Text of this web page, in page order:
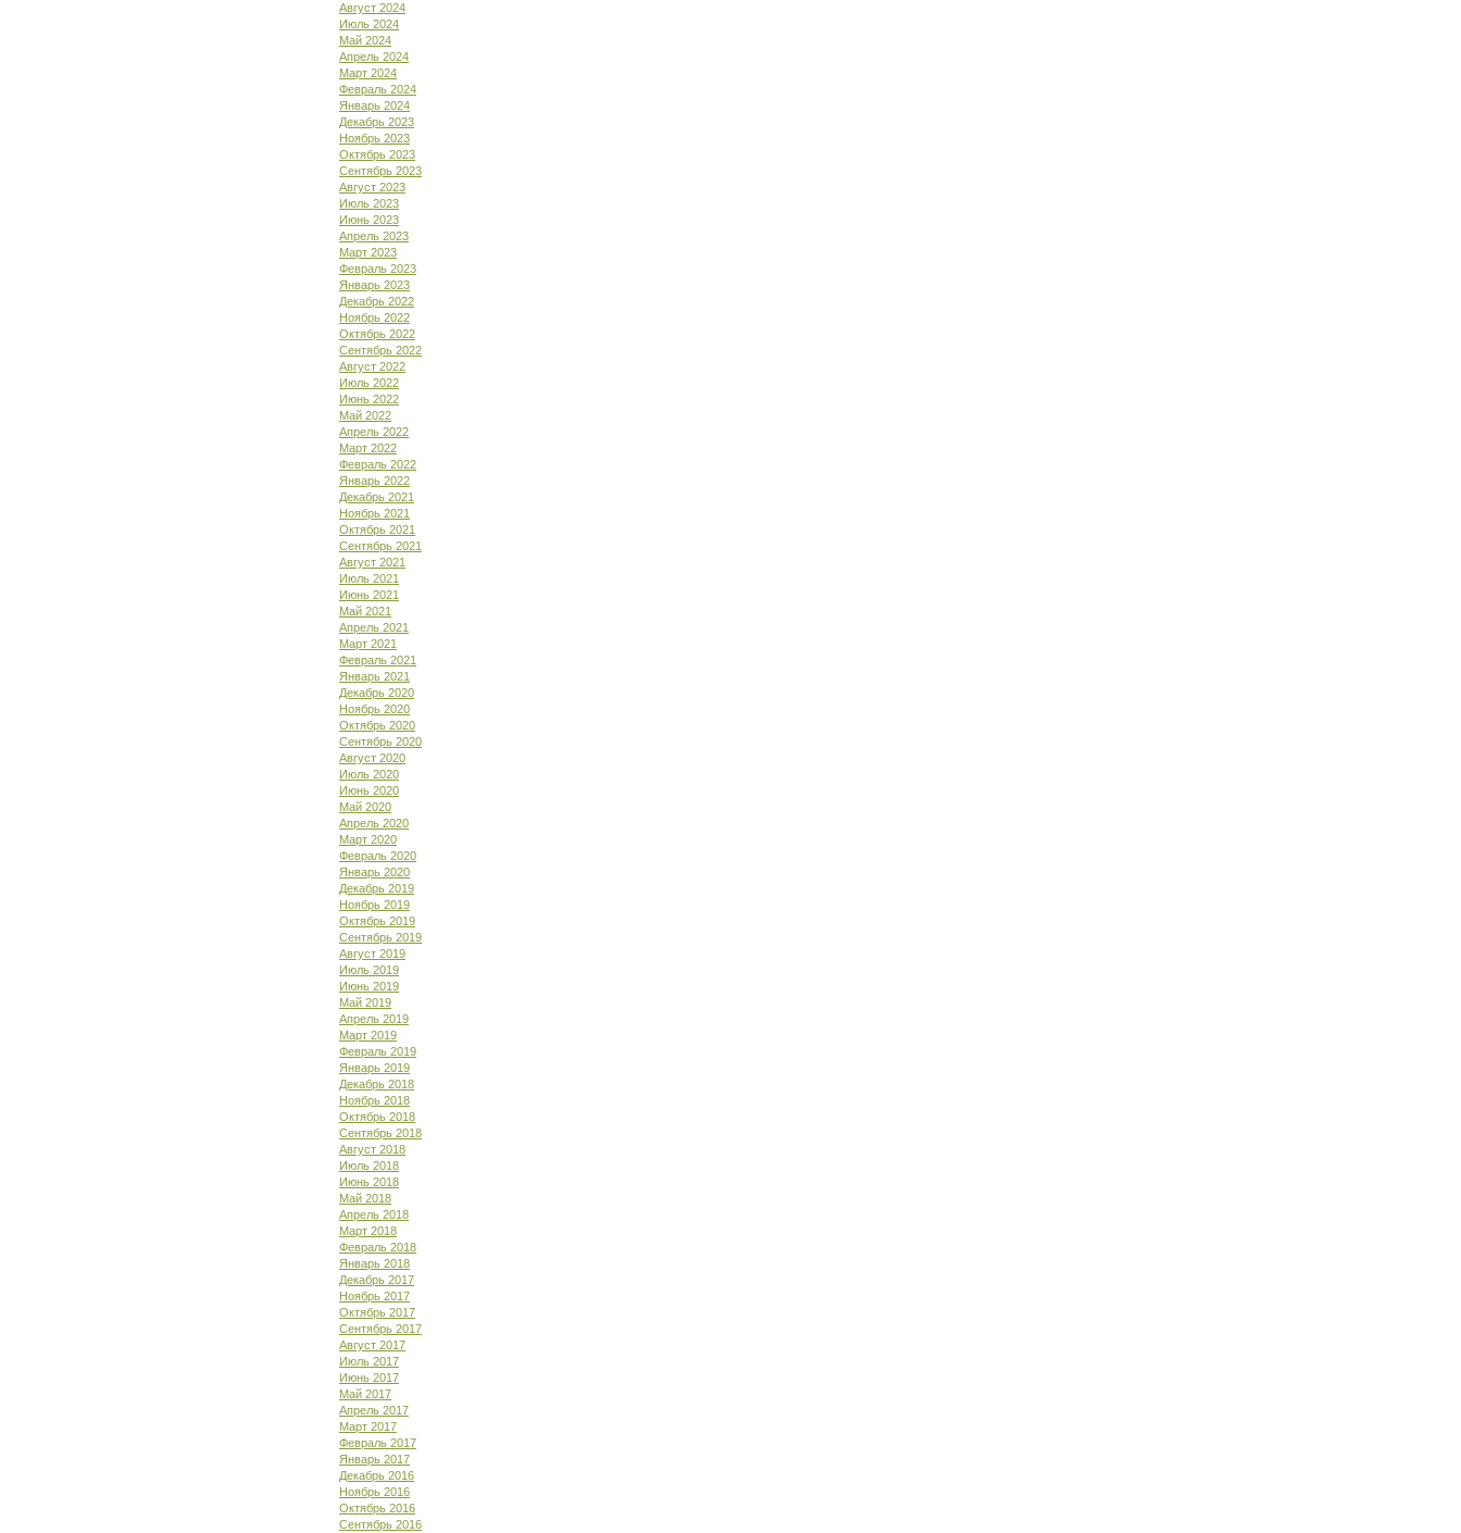
Август 2024
Июль 2024
Май 2024
Апрель 2024
Март 2024
Февраль 2024
Январь 2024
Декабрь 2023
Ноябрь 2023
Октябрь 2023
Сентябрь 2023
Август 2023
Июль 2023
Июнь 2023
Апрель 2023
Март 2023
Февраль 2023
Январь 2023
Декабрь 2022
Ноябрь 2022
Октябрь 2022
Сентябрь 2022
Август 2022
Июль 2022
Июнь 2022
Май 2022
Апрель 2022
Март 2022
Февраль 2022
Январь 2022
Декабрь 2021
Ноябрь 2021
Октябрь 2021
Сентябрь 2021
Август 2021
Июль 2021
Июнь 2021
Май 2021
Апрель 2021
Март 2021
Февраль 2021
Январь 2021
Декабрь 2020
Ноябрь 2020
Октябрь 2020
Сентябрь 2020
Август 2020
Июль 2020
Июнь 2020
Май 2020
Апрель 2020
Март 2020
Февраль 2020
Январь 2020
Декабрь 2019
Ноябрь 2019
Октябрь 2019
Сентябрь 2019
Август 2019
Июль 2019
Июнь 2019
Май 2019
Апрель 2019
Март 2019
Февраль 2019
Январь 2019
Декабрь 2018
Ноябрь 2018
Октябрь 2018
Сентябрь 2018
Август 2018
Июль 2018
Июнь 2018
Май 2018
Апрель 2018
Март 2018
Февраль 2018
Январь 2018
Декабрь 2017
Ноябрь 2017
Октябрь 2017
Сентябрь 2017
Август 2017
Июль 2017
Июнь 2017
Май 2017
Апрель 2017
Март 2017
Февраль 2017
Январь 2017
Декабрь 2016
Ноябрь 2016
Октябрь 2016
Сентябрь 2016